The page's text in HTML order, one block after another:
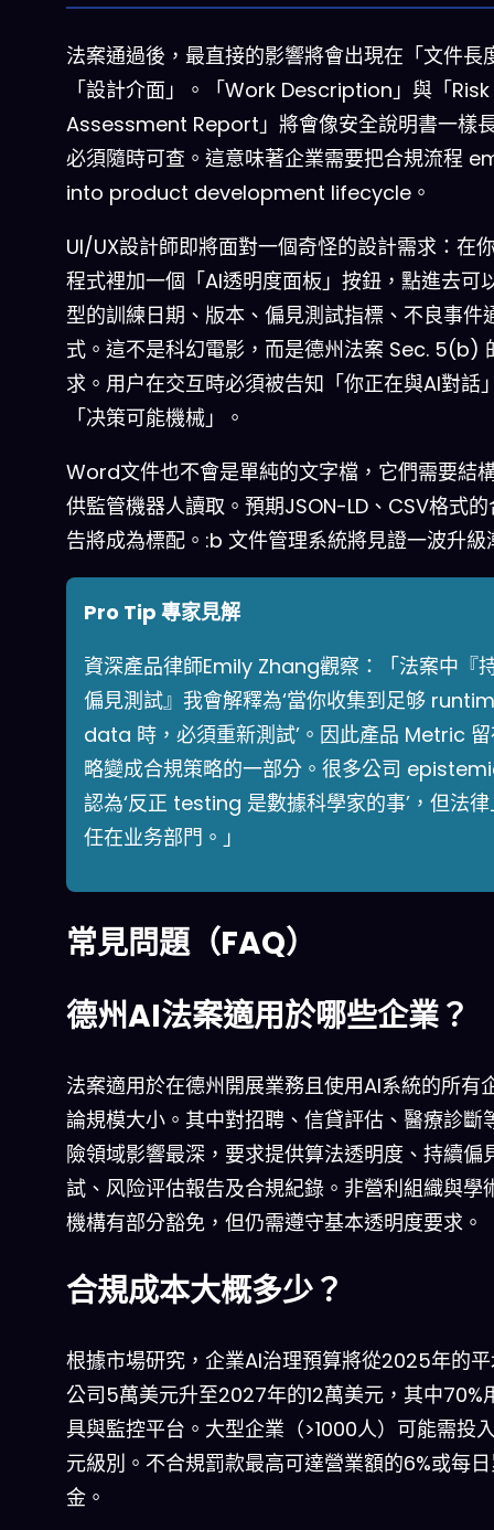
法案通過後，最直接的影響將會出現在「文件長
「設計介面」。「Work Description」與「Risk
Assessment Report」將會像安全說明書一樣
必須隨時可查。這意味著企業需要把合規流程
into product development lifecycle。
UI/UX設計師即將面對一個奇怪的設計需求：在
程式裡加一個「AI透明度面板」按鈕，點進去可
型的訓練日期、版本、偏見測試指標、不良事件
式。這不是科幻電影，而是德州法案 Sec. 5(b)
求。用户在交互時必須被告知「你正在與AI對話
「决策可能機械」。
Word文件也不會是單純的文字檔，它們需要結
供監管機器人讀取。預期JSON-LD、CSV格式
告將成為標配。:b 文件管理系統將見證一波升級
Pro Tip 專家見解
資深產品律師Emily Zhang觀察：「法案中『
偏見測試』我會解釋為‘當你收集到足够
data 時，必須重新測試’。因此產品 Metric
略變成合規策略的一部分。很多公司
認為‘反正 testing 是數據科學家的事’，但法
任在业务部門。」
常見問題（FAQ）
德州AI法案適用於哪些企業？
法案適用於在德州開展業務且使用AI系統的所有
論規模大小。其中對招聘、信貸評估、醫療診斷
險領域影響最深，要求提供算法透明度、持續偏
試、风险评估報告及合規紀錄。非營利組織與學
機構有部分豁免，但仍需遵守基本透明度要求。
合規成本大概多少？
根據市場研究，企業AI治理預算將從2025年的
公司5萬美元升至2027年的12萬美元，其中70%
具與監控平台。大型企業（>1000人）可能需投
元級別。不合規罰款最高可達營業額的6%或每
金。